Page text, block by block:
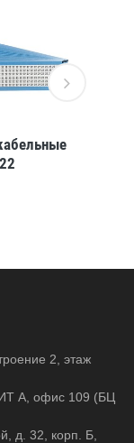
2, этаж
А, офис 109 (БЦ
д. 32, корп. Б,